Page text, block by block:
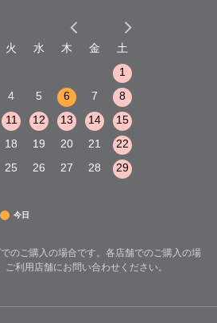
火 水 木 金
土
1
4 5 6 7
8
11 12 13 14
15
18 19 20 21
22
25 26 27 28
29
今日
のご購入の場合です。各店舗でのご購入の場
利用店舗にお問い合わせください。